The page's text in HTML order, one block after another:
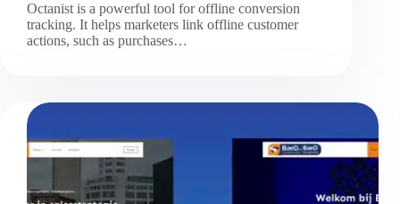
Octanist is a powerful tool for offline conversion
tracking. It helps marketers link offline customer
actions, such as purchases…